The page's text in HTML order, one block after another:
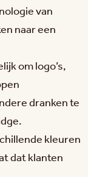
van
naar een
om logo’s,
dranken te
kleuren
dat klanten